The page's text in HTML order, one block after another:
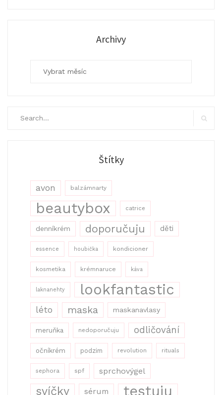
Archivy
Štítky
avon balzámnarty
beautybox catrice
denníkrém doporučuju děti
essence houbička kondicioner
kosmetika krémnaruce káva
laknanehty lookfantastic
léto maska maskanavlasy
meruňka nedoporučuju odličování
očníkrém podzim revolution rituals
sephora spf sprchovýgel
svíčky sérum testuju